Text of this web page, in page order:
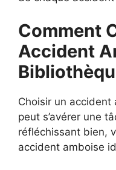
Comment
Accident
Choisir un
peut s’avérer une
réfléchissant bien,
accident amboise